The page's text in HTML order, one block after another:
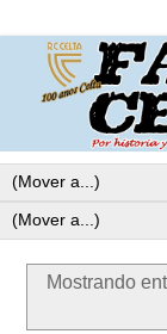
Mostrando